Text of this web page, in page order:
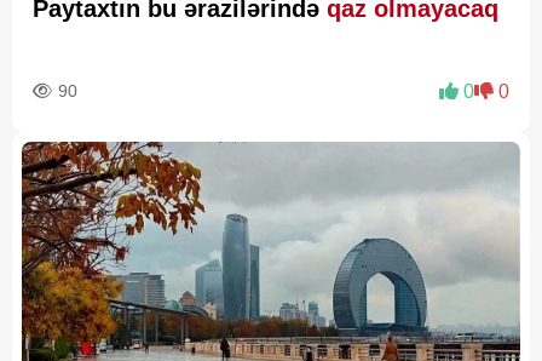
Paytaxtın bu ərazilərində qaz olmayacaq
90 0 0